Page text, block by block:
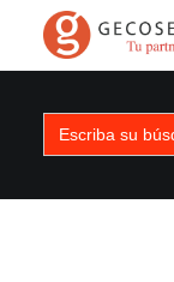
Search
for: